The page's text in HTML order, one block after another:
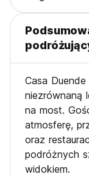
Casa
niezrównaną
na most.
atmosferę,
oraz
podróżnych
widokiem.